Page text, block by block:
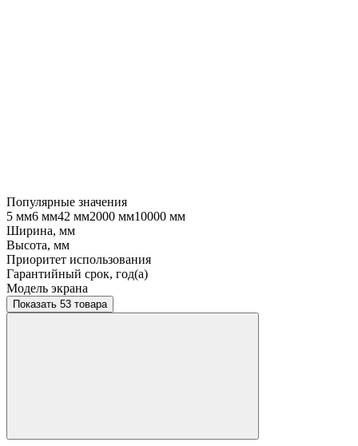
Популярные значения
5 мм6 мм42 мм2000 мм10000 мм
Ширина, мм
Высота, мм
Приоритет использования
Гарантийный срок, год(а)
Модель экрана
Показать 53 товара